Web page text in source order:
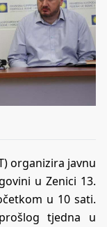
organizira javnu
u Zenici 13.
u 10 sati.
tjedna u